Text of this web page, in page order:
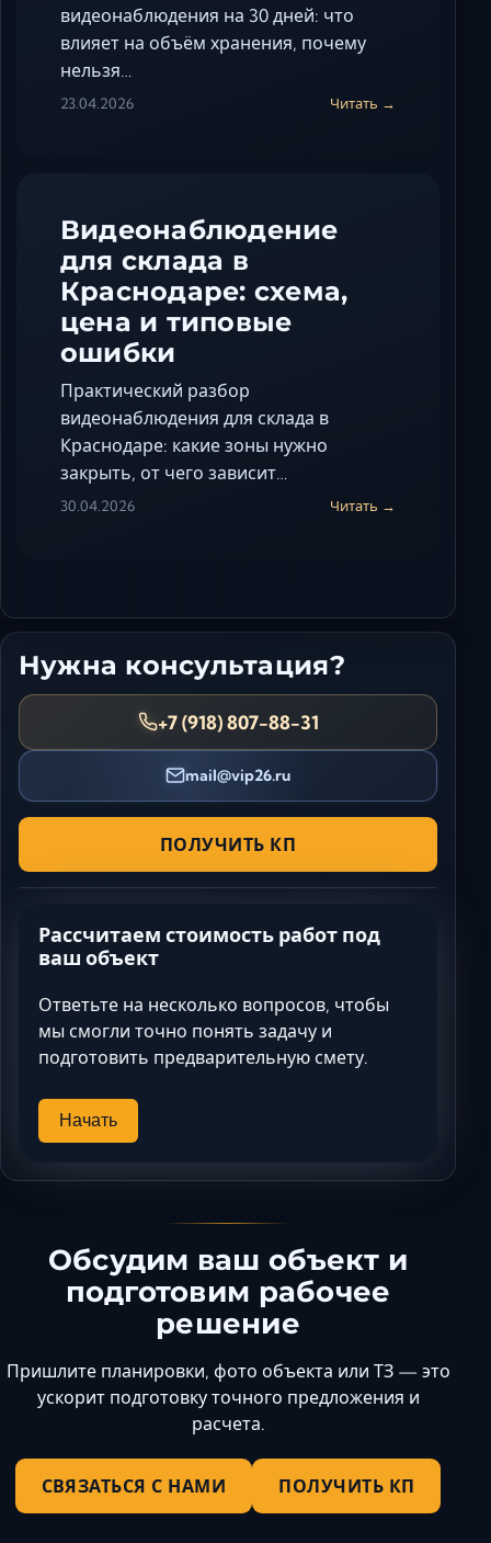
видеонаблюдения на 30 дней: что
влияет на объём хранения, почему
нельзя…
23.04.2026 Читать →
Видеонаблюдение
для склада в
Краснодаре: схема,
цена и типовые
ошибки
Практический разбор
видеонаблюдения для склада в
Краснодаре: какие зоны нужно
закрыть, от чего зависит…
30.04.2026 Читать →
Нужна консультация?
+7 (918) 807-88-31
mail@vip26.ru
ПОЛУЧИТЬ КП
Рассчитаем стоимость работ под
ваш объект
Ответьте на несколько вопросов, чтобы
мы смогли точно понять задачу и
подготовить предварительную смету.
Начать
Обсудим ваш объект и
подготовим рабочее
решение
Пришлите планировки, фото объекта или ТЗ — это
ускорит подготовку точного предложения и
расчета.
СВЯЗАТЬСЯ С НАМИ ПОЛУЧИТЬ КП